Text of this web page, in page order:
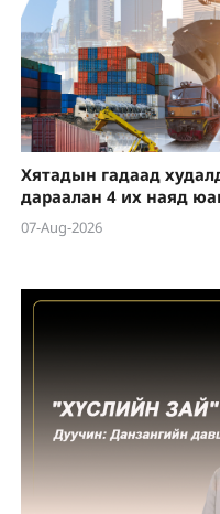
Хятадын гадаад
дараалан 4 их наяд
07-Aug-2026